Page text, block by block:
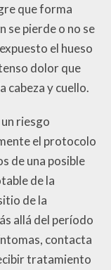
que forma
se pierde o no se
el hueso
dolor que
cabeza y cuello.
riesgo
el protocolo
de una posible
de la
de la
allá del período
contacta
tratamiento